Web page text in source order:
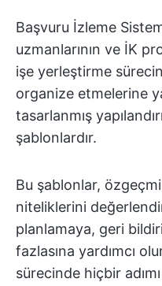
Başvuru İzleme
uzmanlarının ve İK
işe yerleştirme
organize etmelerine
tasarlanmış
şablonlardır.
Bu şablonlar,
niteliklerini
planlamaya, geri
fazlasına yardımcı
sürecinde hiçbir